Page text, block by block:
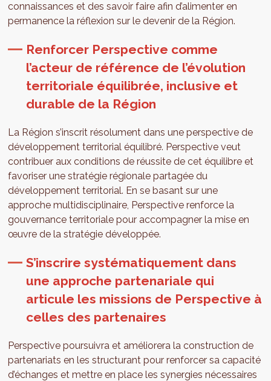
connaissances et des savoir faire afin d’alimenter en
permanence la réflexion sur le devenir de la Région.
Renforcer Perspective comme
l’acteur de référence de l’évolution
territoriale équilibrée, inclusive et
durable de la Région
La Région s’inscrit résolument dans une perspective de
développement territorial équilibré. Perspective veut
contribuer aux conditions de réussite de cet équilibre et
favoriser une stratégie régionale partagée du
développement territorial. En se basant sur une
approche multidisciplinaire, Perspective renforce la
gouvernance territoriale pour accompagner la mise en
œuvre de la stratégie développée.
S’inscrire systématiquement dans
une approche partenariale qui
articule les missions de Perspective à
celles des partenaires
Perspective poursuivra et améliorera la construction de
partenariats en les structurant pour renforcer sa capacité
d’échanges et mettre en place les synergies nécessaires